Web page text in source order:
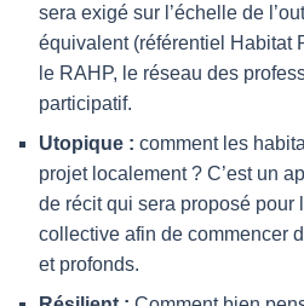
sera exigé sur l’échelle de
équivalent (référentiel Habitat
le RAHP, le réseau des
participatif.
Utopique : comment les
projet localement ? C’est un
de récit qui sera proposé pour
collective afin de commencer
et profonds.